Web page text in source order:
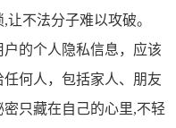
不法分子难以攻破。
户的个人隐私信息，应该
何人，包括家人、朋友
只藏在自己的心里,不轻